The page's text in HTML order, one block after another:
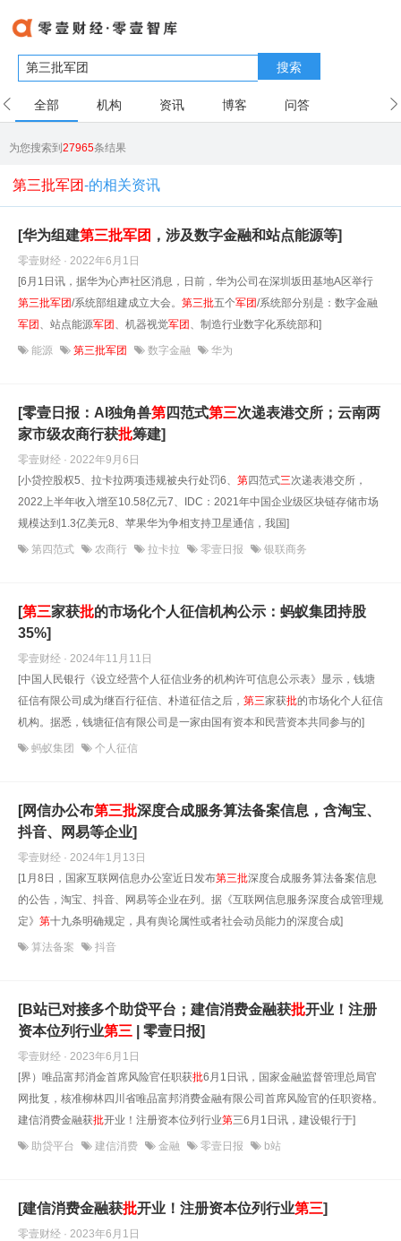
搜索
全部 机构 资讯 博客 问答
为您搜索到27965条结果
第三批军团-的相关资讯
[华为组建第三批军团 ，涉及数字金融和站点能源等]
零壹财经 · 2022年6月1日
[6月1日讯，据华为心声社区消息，日前，华为公司在深圳坂田基地A区举行
第三批军团/系统部组建成立大会。 第三批五个军团/系统部分别是：数字金融
军团、站点能源军团、机器视觉军团、制造行业数字化系统部和]
能源 第三批军团 数字金融 华为
[零壹日报：AI独角兽第四范式第三次递表港交所；云南两
家市级农商行获批筹建]
零壹财经 · 2022年9月6日
[小贷控股权5、拉卡拉两项违规被央行处罚6、 第四范式三次递表港交所，
2022上半年收入增至10.58亿元7、IDC：2021年中国企业级区块链存储市场
规模达到1.3亿美元8、苹果华为争相支持卫星通信，我国]
第四范式 农商行 拉卡拉 零壹日报 银联商务
[第三家获批的市场化个人征信机构公示：蚂蚁集团持股
35%]
零壹财经 · 2024年11月11日
[中国人民银行《设立经营个人征信业务的机构许可信息公示表》显示，钱塘
征信有限公司成为继百行征信、朴道征信之后， 第三家获批的市场化个人征信
机构。据悉，钱塘征信有限公司是一家由国有资本和民营资本共同参与的]
蚂蚁集团 个人征信
[网信办公布第三批深度合成服务算法备案信息，含淘宝、
抖音、网易等企业]
零壹财经 · 2024年1月13日
[1月8日，国家互联网信息办公室近日发布第三批深度合成服务算法备案信息
的公告，淘宝、抖音、网易等企业在列。据《互联网信息服务深度合成管理规
定》 第十九条明确规定，具有舆论属性或者社会动员能力的深度合成]
算法备案 抖音
[B站已对接多个助贷平台；建信消费金融获批开业！注册
资本位列行业第三 | 零壹日报]
零壹财经 · 2023年6月1日
[界）唯品富邦消金首席风险官任职获批6月1日讯，国家金融监督管理总局官
网批复，核准柳林四川省唯品富邦消费金融有限公司首席风险官的任职资格。
建信消费金融获批开业！注册资本位列行业第三6月1日讯，建设银行于]
助贷平台 建信消费 金融 零壹日报 b站
[建信消费金融获批开业！注册资本位列行业第三]
零壹财经 · 2023年6月1日